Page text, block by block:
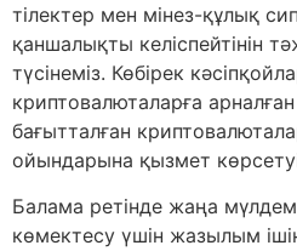
тілектер мен мінез-құлық
қаншалықты келіспейтінін
түсінеміз. Көбірек
криптовалюталарға
бағытталған
ойындарына қызмет
Балама ретінде жаңа мүлдем
көмектесу үшін жазылым